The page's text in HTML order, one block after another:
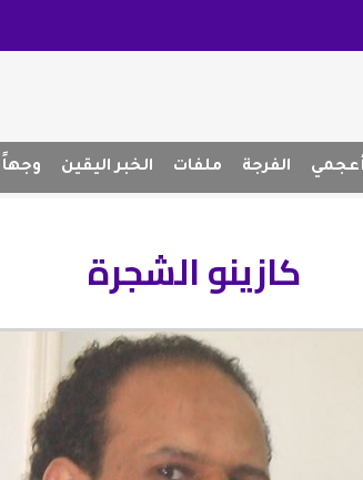
أعجمي الفرجة ملفات الخبر اليقين وجهاً
كازينو الشجرة